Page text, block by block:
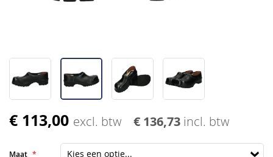
€ 113,00 excl. btw € 136,73 incl. btw
Maat
Ga